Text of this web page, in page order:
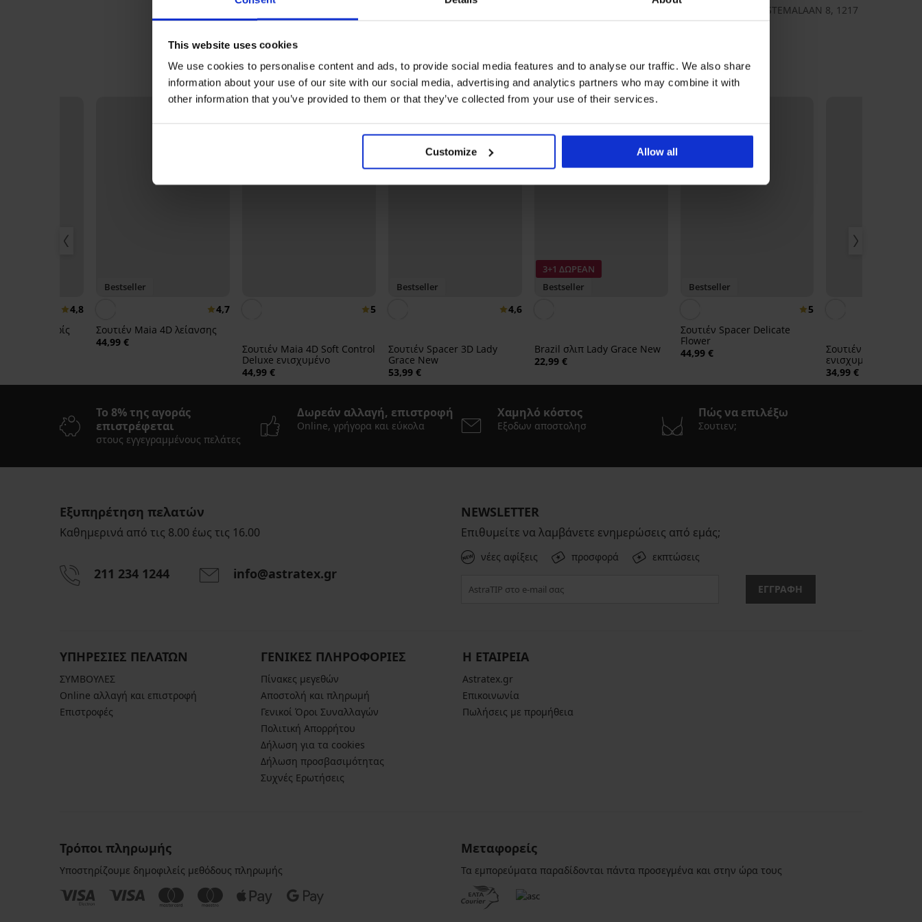
This website uses cookies
We use cookies to personalise content and ads, to provide social media features and to analyse our traffic. We also share
information about your use of our site with our social media, advertising and analytics partners who may combine it with
other information that you’ve provided to them or that they’ve collected from your use of their services.
Customize Allow all
Hunkemöller B.V., διεύθυνση: KOOS POSTEMALAAN 8, 1217
ZC HILVERSUM, Netherlands, e-mail:
Μπορεί να σας αρέσει
4,8
by IVA χωρίς
Bestseller
4,7
Σουτιέν Maia 4D λείανσης
44,99 €
5
Σουτιέν Maia 4D Soft Control
Deluxe ενισχυμένο
44,99 €
Bestseller
4,6
Σουτιέν Spacer 3D Lady
Grace New
53,99 €
3+1 ΔΩΡΕΑΝ
Bestseller
Brazil σλιπ Lady Grace New
22,99 €
Bestseller
5
Σουτιέν Spacer Delicate
Flower
44,99 €
Σουτιέν Carmen
ενισχυμένο
34,99 €
Το 8% της αγοράς
επιστρέφεται
στους εγγεγραμμένους πελάτες
Δωρεάν αλλαγή, επιστροφή
Online, γρήγορα και εύκολα
Χαμηλό κόστος
Εξοδων αποστολησ
Πώς να επιλέξω
Σουτιεν;
Εξυπηρέτηση πελατών
Καθημερινά από τις 8.00 έως τις 16.00
211 234 1244 info@astratex.gr
NEWSLETTER
Επιθυμείτε να λαμβάνετε ενημερώσεις από εμάς;
νέες αφίξεις προσφορά εκπτώσεις
ΕΓΓΡΑΦΗ
ΥΠΗΡΕΣΙΕΣ ΠΕΛΑΤΩΝ
ΣΥΜΒΟΥΛΕΣ
Online αλλαγή και επιστροφή
Επιστροφές
ΓΕΝΙΚΕΣ ΠΛΗΡΟΦΟΡΙΕΣ
Πίνακες μεγεθών
Αποστολή και πληρωμή
Γενικοί Όροι Συναλλαγών
Πολιτική Απορρήτου
Δήλωση για τα cookies
Δήλωση προσβασιμότητας
Συχνές Ερωτήσεις
Η ΕΤΑΙΡΕΙΑ
Astratex.gr
Επικοινωνία
Πωλήσεις με προμήθεια
Τρόποι πληρωμής
Υποστηρίζουμε δημοφιλείς μεθόδους πληρωμής
Μεταφορείς
Τα εμπορεύματα παραδίδονται πάντα προσεγμένα και στην ώρα τους